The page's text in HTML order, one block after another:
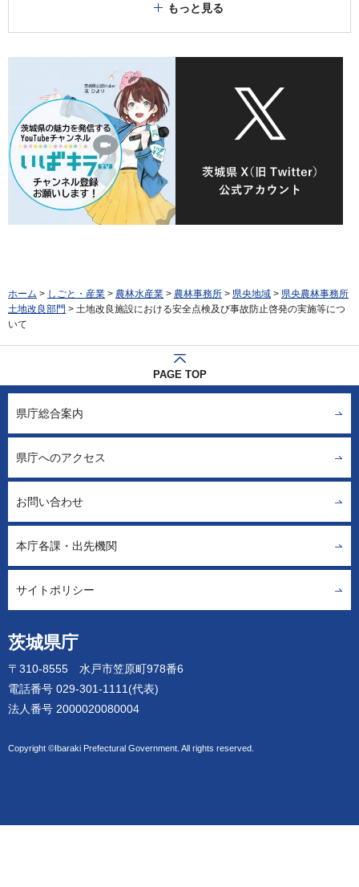
もっと見る
ホーム > しごと・産業 > 農林水産業 > 農林事務所 > 県央地域 > 県央農林事務所
土地改良部門 > 土地改良施設における安全点検及び事故防止啓発の実施等につ
いて
PAGE TOP
茨城県庁
〒310-8555 水戸市笠原町978番6
電話番号 029-301-1111(代表)
法人番号 2000020080004
Copyright ©Ibaraki Prefectural Government. All rights reserved.
県庁総合案内
県庁へのアクセス
お問い合わせ
本庁各課・出先機関
サイトポリシー